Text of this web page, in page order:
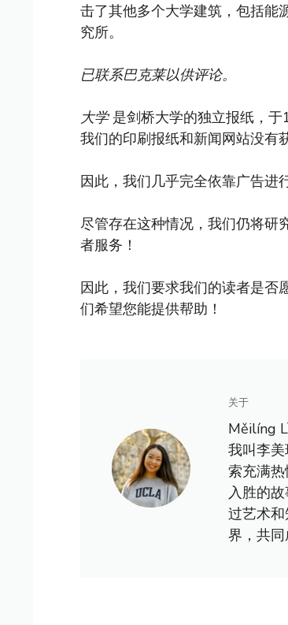
击了其他多个大学建筑，包括能
究所。
已联系巴克莱以供评论。
大学是剑桥大学的独立报纸，于
我们的印刷报纸和新闻网站没有
因此，我们几乎完全依靠广告进
尽管存在这种情况，我们仍将研
者服务！
因此，我们要求我们的读者是否
们希望您能提供帮助！
关于
Měilíng
我叫李
索充满
入胜的
过艺术
界，共同